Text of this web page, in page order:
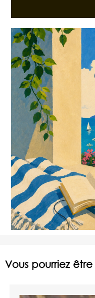
Vous pourriez